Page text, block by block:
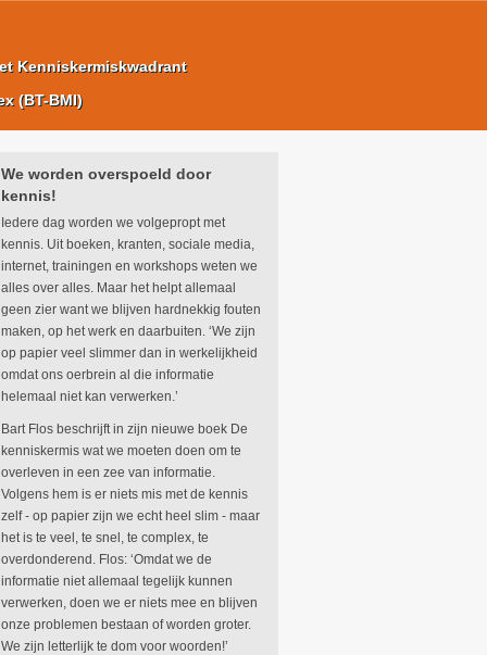
Kenniskermiskwadrant
(BT-BMI)
We worden overspoeld door
kennis!
Iedere dag worden we volgepropt met
kennis. Uit boeken, kranten, sociale media,
internet, trainingen en workshops weten we
alles over alles. Maar het helpt allemaal
geen zier want we blijven hardnekkig fouten
maken, op het werk en daarbuiten. ‘We zijn
op papier veel slimmer dan in werkelijkheid
omdat ons oerbrein al die informatie
helemaal niet kan verwerken.’
Bart Flos beschrijft in zijn nieuwe boek De
kenniskermis wat we moeten doen om te
overleven in een zee van informatie.
Volgens hem is er niets mis met de kennis
zelf - op papier zijn we echt heel slim - maar
het is te veel, te snel, te complex, te
overdonderend. Flos: ‘Omdat we de
informatie niet allemaal tegelijk kunnen
verwerken, doen we er niets mee en blijven
onze problemen bestaan of worden groter.
We zijn letterlijk te dom voor woorden!’